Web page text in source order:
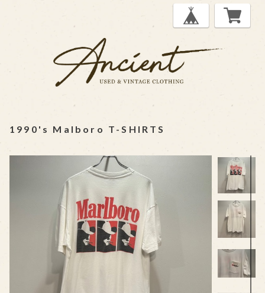
1990's Malboro T-SHIRTS